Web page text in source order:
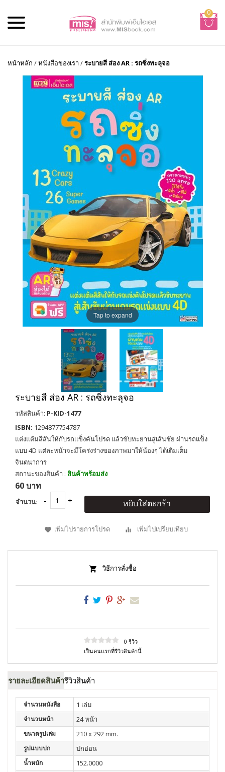
0
หน้าหลัก /หนังสือของเรา /ระบายสี ส่อง AR : รถซิ่งทะลุจอ
Tap to expand
ระบายสี ส่อง AR : รถซิ่งทะลุจอ
รหัสสินค้า: P-KID-1477
ISBN: 1294877754787
แต่งแต้มสีสันให้กับรถเเข็งคันโปรด แล้วขับทะยานสู่เส้นชัย ผ่านรถแข็ง
แบบ 4D แต่ละหน้าจะมีโคร่งร่างของภาพมาให้น้องๆ ได้เติมเต็ม
จินตนาการ
สถานะของสินค้า : สินค้าพร้อมส่ง
60 บาท
จำนวน: หยิบใส่ตะกร้า
เพิ่มไปรายการโปรด เพิ่มไปเปรียบเทียบ
วิธีการสั่งซื้อ
0 รีวิว
เป็นคนแรกที่รีวิวสินค้านี้
รายละเอียดสินค้ารีวิวสินค้า
จำนวนหนังสือ 1 เล่ม
จำนวนหน้า 24 หน้า
ขนาดรูปเล่ม 210 x 292 mm.
รูปแบบปก ปกอ่อน
น้ำหนัก 152.0000